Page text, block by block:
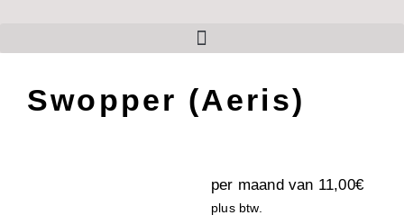
Swopper (Aeris)
per maand van 11,00€
plus btw.